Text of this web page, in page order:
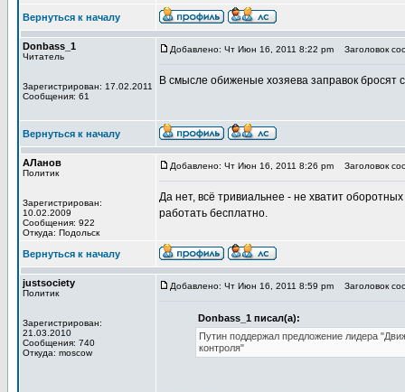
Вернуться к началу
Donbass_1
Читатель
Зарегистрирован: 17.02.2011
Сообщения: 61
Добавлено: Чт Июн 16, 2011 8:22 pm Заголовок
В смысле обиженые хозяева заправок бросят
Вернуться к началу
АЛанов
Политик
Зарегистрирован:
10.02.2009
Сообщения: 922
Откуда: Подольск
Добавлено: Чт Июн 16, 2011 8:26 pm Заголовок
Да нет, всё тривиальнее - не хватит
работать бесплатно.
Вернуться к началу
justsociety
Политик
Зарегистрирован:
21.03.2010
Сообщения: 740
Откуда: moscow
Добавлено: Чт Июн 16, 2011 8:59 pm Заголовок
Donbass_1 писал(а):
Путин поддержал предложение лидера
контроля"